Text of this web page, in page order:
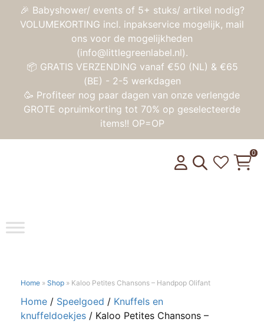
🎉 Babyshower/ events of 5+ stuks/ artikel nodig?
VOLUMEKORTING incl. inpakservice mogelijk, mail
ons voor de mogelijkheden
(info@littlegreenlabel.nl).
📦 GRATIS VERZENDING vanaf €50 (NL) & €65
(BE) - 2-5 werkdagen
🥳 Profiteer nog paar dagen van onze verlengde
GROTE opruimkorting tot 70% op geselecteerde
items!! OP=OP
Toggle
0
Home » Shop » Kaloo Petites Chansons – Handpop Olifant
Home / Speelgoed / Knuffels en
knuffeldoekjes / Kaloo Petites Chansons –